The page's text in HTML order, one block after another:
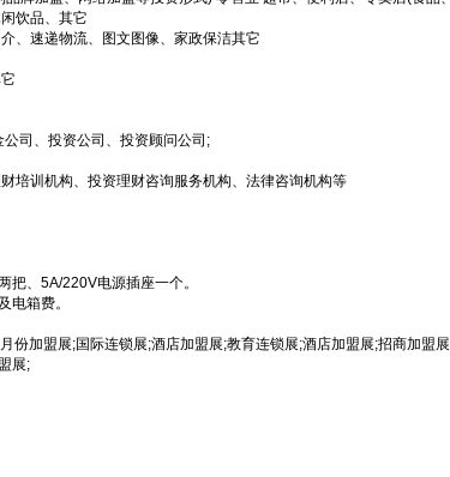
饮品、其它
、速递物流、图文图像、家政保洁其它
司、投资公司、投资顾问公司;
培训机构、投资理财咨询服务机构、法律咨询机构等
把、5A/220V电源插座一个。
电箱费。
加盟展;国际连锁展;酒店加盟展;教育连锁展;酒店加盟展;招商加
展;